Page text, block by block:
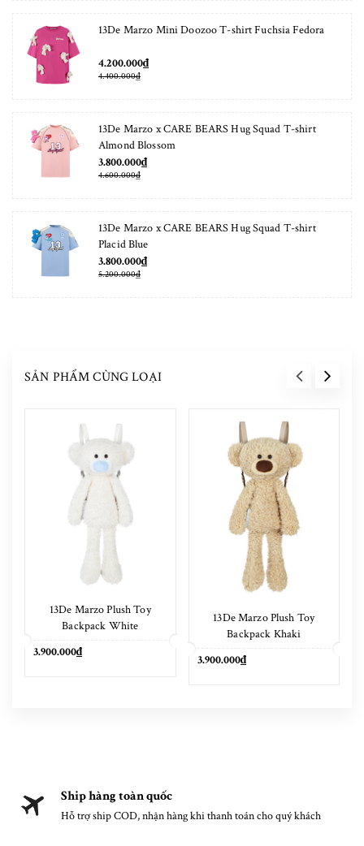
13De Marzo Mini Doozoo T-shirt Fuchsia Fedora
4.200.000₫
4.400.000₫
13De Marzo x CARE BEARS Hug Squad T-shirt
Almond Blossom
3.800.000₫
4.600.000₫
13De Marzo x CARE BEARS Hug Squad T-shirt
Placid Blue
3.800.000₫
5.200.000₫
SẢN PHẨM CÙNG LOẠI
13De Marzo Plush Toy
Backpack White
3.900.000₫
13De Marzo Plush Toy
Backpack Khaki
3.900.000₫
Ship hàng toàn quốc
Hỗ trợ ship COD, nhận hàng khi thanh toán cho quý khách